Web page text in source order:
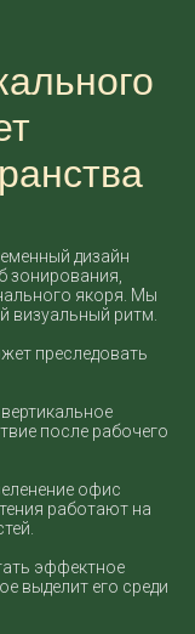
дизайн
зонирования,
якоря. Мы
визуальный ритм.
преследовать
после рабочего
офис
работают на
эффектное
выделит его среди